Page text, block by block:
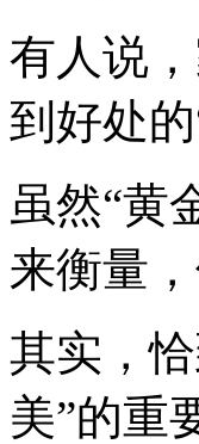
有人说
到好处
虽然“黄
来衡量
其实，
美”的重